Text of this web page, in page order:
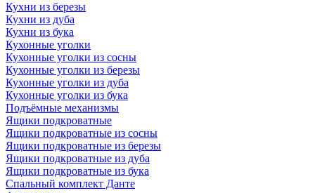
Кухни из березы
Кухни из дуба
Кухни из бука
Кухонные уголки
Кухонные уголки из сосны
Кухонные уголки из березы
Кухонные уголки из дуба
Кухонные уголки из бука
Подъёмные механизмы
Ящики подкроватные
Ящики подкроватные из сосны
Ящики подкроватные из березы
Ящики подкроватные из дуба
Ящики подкроватные из бука
Спальный комплект Данте